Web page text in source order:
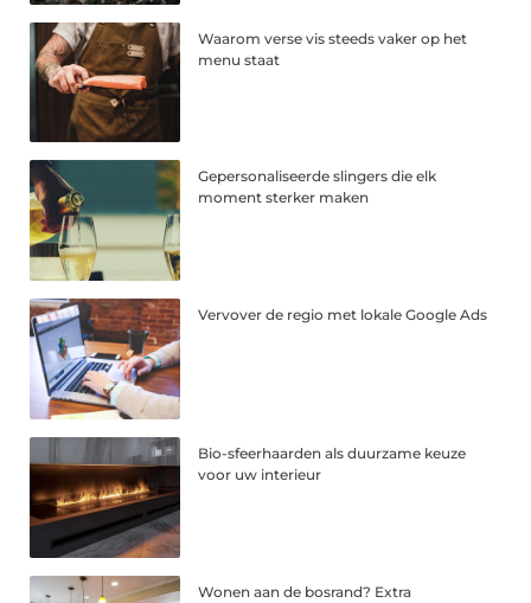
Waarom verse vis steeds vaker op het
menu staat
Gepersonaliseerde slingers die elk
moment sterker maken
Vervover de regio met lokale Google Ads
Bio-sfeerhaarden als duurzame keuze
voor uw interieur
Wonen aan de bosrand? Extra